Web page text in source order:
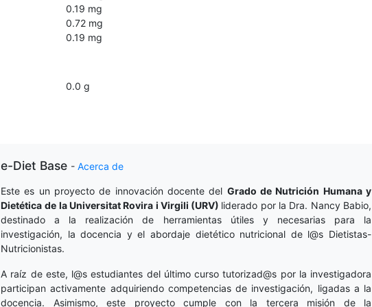
0.19 mg
0.72 mg
0.19 mg
0.0 g
e-Diet Base - Acerca de
Este es un proyecto de innovación docente del Grado de Nutrición Humana y
Dietética de la Universitat Rovira i Virgili (URV) liderado por la Dra. Nancy Babio,
destinado a la realización de herramientas útiles y necesarias para la
investigación, la docencia y el abordaje dietético nutricional de l@s Dietistas-
Nutricionistas.
A raíz de este, l@s estudiantes del último curso tutorizad@s por la investigadora
participan activamente adquiriendo competencias de investigación, ligadas a la
docencia. Asimismo, este proyecto cumple con la tercera misión de la